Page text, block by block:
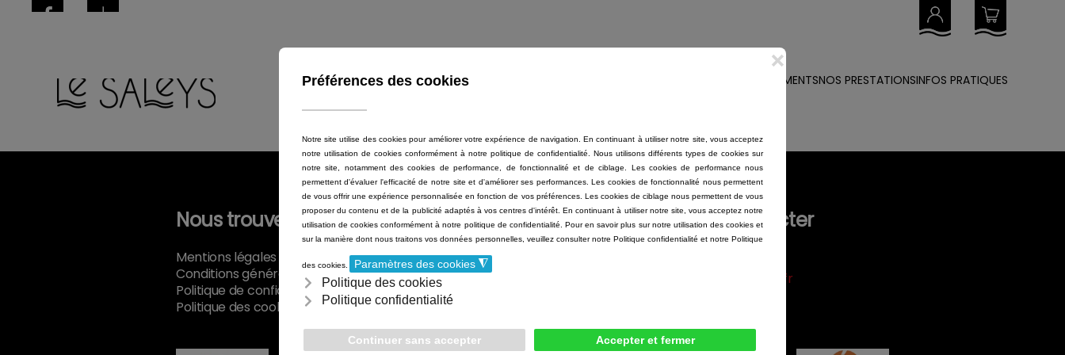
EVÉNEMENTSNOS PRESTATIONSINFOS PRATIQUES
Nous trouver
Mentions légales
Conditions générales de vente
Politique de confidentialité
Politique des cookies
Liens utiles
Rue Maréchal Leclerc
64270 Salies-de-Béarn
Nous contacter
lesaleys@orange.fr